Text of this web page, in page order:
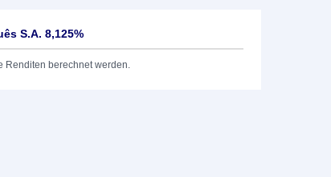
S.A. 8,125%
Renditen berechnet werden.